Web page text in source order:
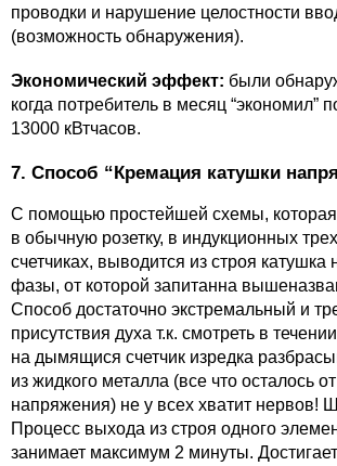
проводки и нарушение целостности
(возможность обнаружения).
Экономический эффект: были
когда потребитель в месяц “экономил”
13000 кВтчасов.
7. Способ “Кремация катушки
С помощью простейшей схемы, которая
в обычную розетку, в индукционных
счетчиках, выводится из строя катушка
фазы, от которой запитанна
Способ достаточно экстремальный и
присутствия духа т.к. смотреть в
на дымящися счетчик изредка
из жидкого металла (все что осталось
напряжения) не у всех хватит нервов!
Процесс выхода из строя одного
занимает максимум 2 минуты.